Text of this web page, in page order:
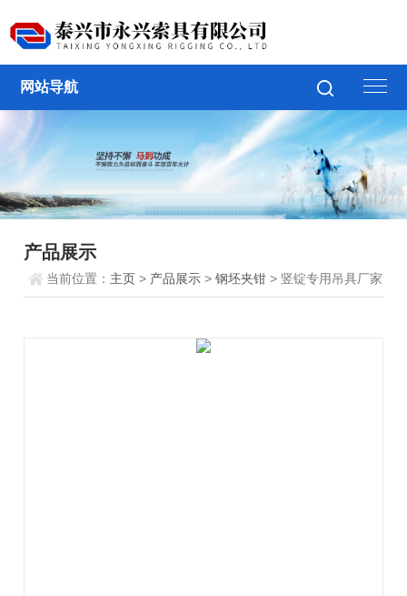
网站导航
产品展示
当前位置： 主页 > 产品展示 >钢坯夹钳 > 竖锭专用吊具厂家